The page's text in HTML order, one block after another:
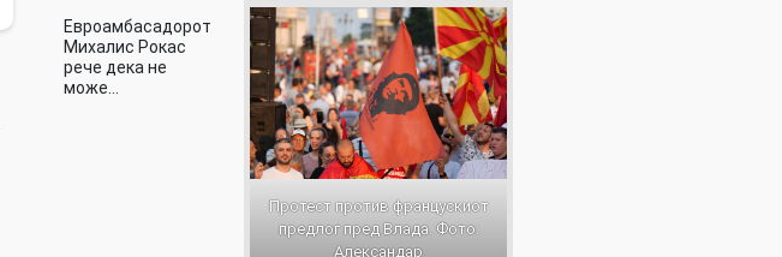
Евроамбасадорот
Михалис Рокас
рече дека не
може…
Протест против францускиот
предлог пред Влада. Фото:
Александар